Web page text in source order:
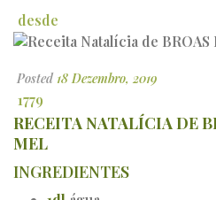
Posted 18 Dezembro, 2019
RECEITA NATALÍCIA DE
MEL
INGREDIENTES